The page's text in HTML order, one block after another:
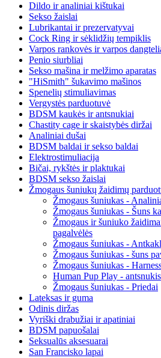
Dildo ir analiniai kištukai
Sekso žaislai
Lubrikantai ir prezervatyvai
Cock Ring ir sėklidžių tempiklis
Varpos rankovės ir varpos
Penio siurbliai
Sekso mašina ir melžimo aparatas
"HiSmith" šukavimo mašinos
Spenelių stimuliavimas
Vergystės parduotuvė
BDSM kaukės ir antsnukiai
Chastity cage ir skaistybės diržai
Analiniai dušai
BDSM baldai ir sekso baldai
Elektrostimuliacija
Bičai, rykštės ir plaktukai
BDSM sekso žaislai
Žmogaus šuniukų žaidimų
Žmogaus šuniukas -
Žmogaus šuniukas - Šuns
Žmogaus ir šuniuko
pagalvėlės
Žmogaus šuniukas -
Žmogaus šuniukas - šuns
Žmogaus šuniukas -
Human Pup Play - antsnukis
Žmogaus šuniukas - Priedai
Lateksas ir guma
Odinis diržas
Vyriški drabužiai ir apatiniai
BDSM papuošalai
Seksualūs aksesuarai
San Francisko lapai